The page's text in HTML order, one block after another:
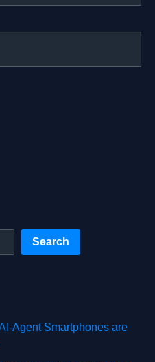
Search
Agent Smartphones are